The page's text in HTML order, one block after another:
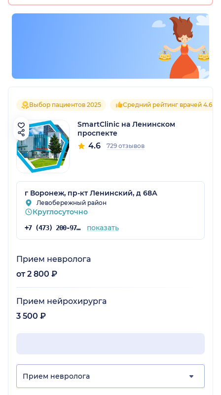
Выбор пациентов 2025 Средний рейтинг врачей 4.6
SmartClinic на Ленинском
проспекте
4.6 729 отзывов
г Воронеж, пр-кт Ленинский, д 68А
Левобережный район
Круглосуточно
+7 (473) 200-97-34 показать
Прием невролога
от 2 800 ₽
Прием нейрохирурга
3 500 ₽
Прием невролога